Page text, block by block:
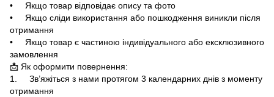
• Якщо товар відповідає опису та фото
• Якщо сліди використання або пошкодження виникли після
отримання
• Якщо товар є частиною індивідуального або ексклюзивного
замовлення
📩 Як оформити повернення:
1. Зв’яжіться з нами протягом 3 календарних днів з моменту
отримання